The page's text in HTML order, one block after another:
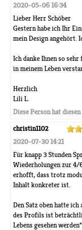
2020-05-06 16:34
Lieber Herr Schöber
Gestern habe ich Ihr
mein Design angehört.
Ich danke Ihnen so
in meinem Leben
Herzlich
Lili L.
Diese Person hat
christin1102
2020-07-30 14:21
Für knapp 3 Stunden
Wiederholungen zur 4/
erhofft, dass trotz
Inhalt konkreter ist.
Den Satz oben hatte
des Profils ist
Lebens gesehen